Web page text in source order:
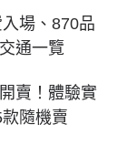
場、870品
通一覽
賣！體驗實
隨機賣